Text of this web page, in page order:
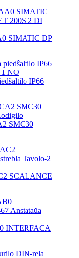
SIMATIC DP
IP66
SMC30
SCALANCE
INTERFACA